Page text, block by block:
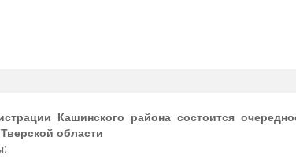
Кашинского района состоится
области